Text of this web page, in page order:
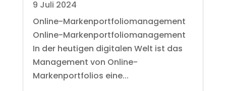
9 Juli 2024
Online-Markenportfoliomanagement
Online-Markenportfoliomanagement
In der heutigen digitalen Welt ist das
Management von Online-
Markenportfolios eine...